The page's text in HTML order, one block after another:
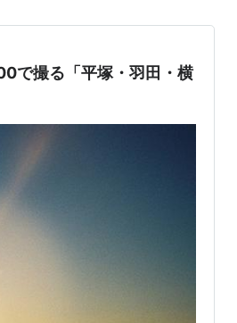
で撮る「平塚・羽田・横